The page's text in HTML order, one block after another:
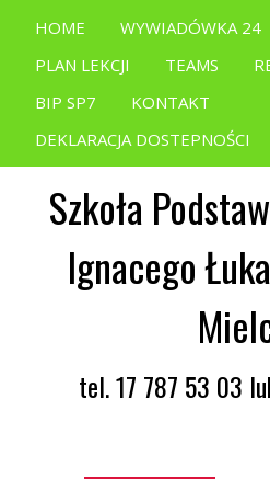
HOME WYWIADÓWKA 24
PLAN LEKCJI
TEAMS
BIP SP7
KONTAKT
DEKLARACJA DOSTEPNOŚCI
Szkoła
Ignacego
tel. 17 787 53 03